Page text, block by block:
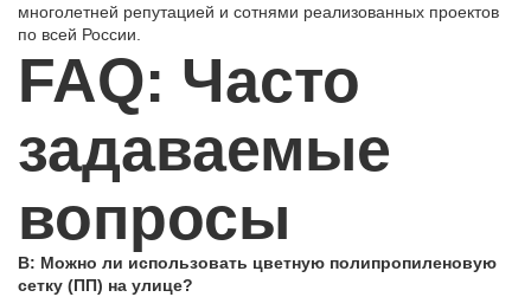
многолетней репутацией и сотнями реализованных проектов
по всей России.
FAQ: Часто
задаваемые
вопросы
В: Можно ли использовать цветную полипропиленовую
сетку (ПП) на улице?